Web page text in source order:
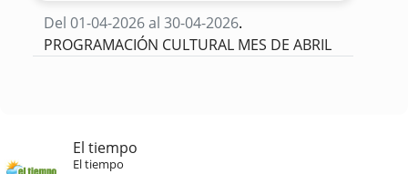
Del 01-04-2026 al 30-04-2026.
PROGRAMACIÓN CULTURAL MES DE ABRIL
El tiempo
El tiempo